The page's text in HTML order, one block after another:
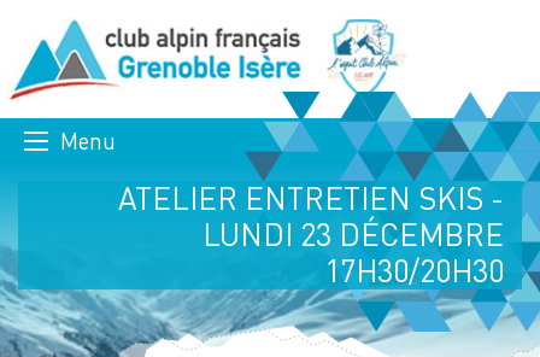
Menu
ATELIER ENTRETIEN SKIS -
LUNDI 23 DÉCEMBRE
17H30/20H30